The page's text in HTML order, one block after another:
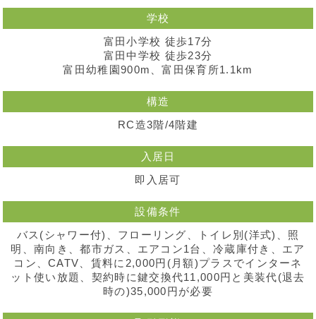
学校
富田小学校 徒歩17分
富田中学校 徒歩23分
富田幼稚園900m、富田保育所1.1km
構造
RC造3階/4階建
入居日
即入居可
設備条件
バス(シャワー付)、フローリング、トイレ別(洋式)、照
明、南向き、都市ガス、エアコン1台、冷蔵庫付き、エア
コン、CATV、賃料に2,000円(月額)プラスでインターネ
ット使い放題、契約時に鍵交換代11,000円と美装代(退去
時の)35,000円が必要